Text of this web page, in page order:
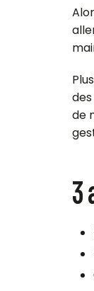
de
3